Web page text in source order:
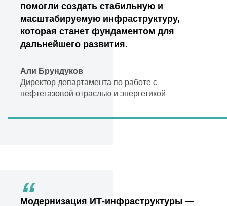
помогли создать стабильную и
масштабируемую инфраструктуру,
которая станет фундаментом для
дальнейшего развития.
Али Брундуков
Директор департамента по работе с
нефтегазовой отраслью и энергетикой
“
Модернизация ИТ-инфраструктуры —